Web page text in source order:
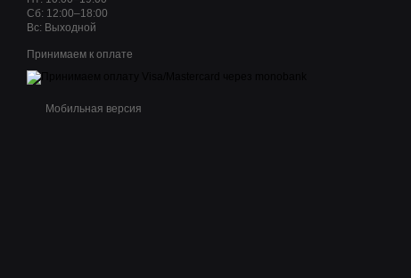
Сб: 12:00–18:00
Вс: Выходной
Принимаем к оплате
Мобильная версия